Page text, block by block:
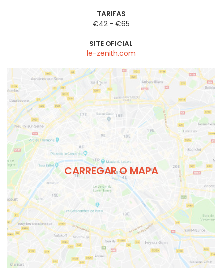
TARIFAS
€42 - €65
SITE OFICIAL
le-zenith.com
CARREGAR O MAPA